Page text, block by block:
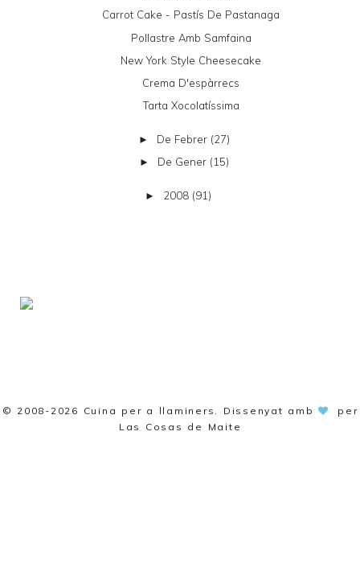
Carrot Cake - Pastís De Pastanaga
Pollastre Amb Samfaina
New York Style Cheesecake
Crema D'espàrrecs
Tarta Xocolatíssima
► De Febrer (27)
► De Gener (15)
► 2008 (91)
© 2008-2026 Cuina per a llaminers . Dissenyat amb
per
Las Cosas de Maite